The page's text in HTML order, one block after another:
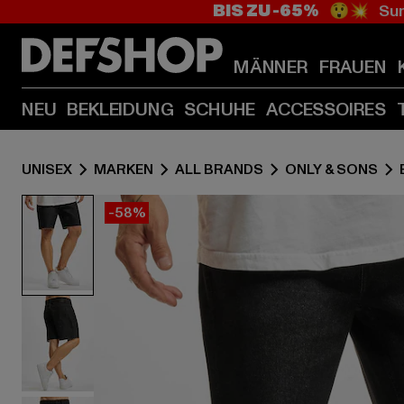
BIS ZU -65% 😲💥
MÄNNER FRAUEN
NEU BEKLEIDUNG SCHUHE ACCESSOIRES
UNISEX MARKEN ALL BRANDS ONLY & SONS
-58%